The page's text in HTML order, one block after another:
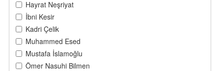
Hayrat Neşriyat
İbni Kesir
Kadri Çelik
Muhammed Esed
Mustafa İslamoğlu
Ömer Nasuhi Bilmen